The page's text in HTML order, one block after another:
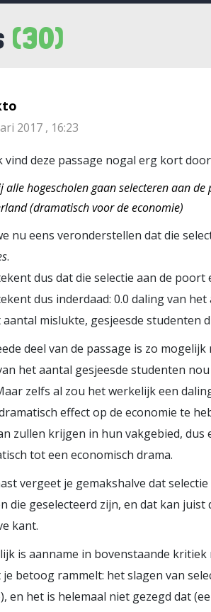
(30)
2017 , 16:23
vind deze passage nogal erg kort
alle hogescholen gaan selecteren aan
(dramatisch voor de economie)
nu eens veronderstellen dat die
.
dus dat die selectie aan de
dus inderdaad: 0.0 daling van
mislukte, gesjeesde studenten
deel van de passage is zo
het aantal gesjeesde studenten
zelfs al zou het werkelijk een
effect op de economie te
zullen krijgen in hun vakgebied,
tot een economisch drama.
vergeet je gemakshalve dat
die geselecteerd zijn, en dat kan
kant.
is aanname in bovenstaande
je betoog rammelt: het slagen van
en het is helemaal niet gezegd dat